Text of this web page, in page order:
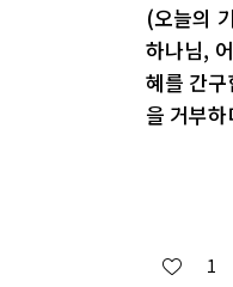
(오늘의
하나님,
혜를 간
을 거부
1